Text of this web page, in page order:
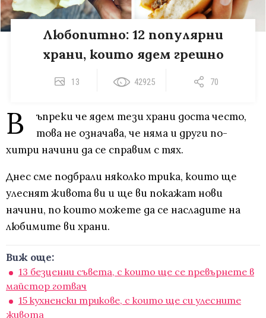
Любопитно: 12 популярни
храни, които ядем грешно
13 42925 70
В
ъпреки че ядем тези храни доста често,
това не означава, че няма и други по-
хитри начини да се справим с тях.
Днес сме подбрали няколко трика, които ще
улеснят живота ви и ще ви покажат нови
начини, по които можете да се насладите на
любимите ви храни.
Виж още:
13 безценни съвета, с които ще се превърнете в
майстор готвач
15 кухненски трикове, с които ще си улесните
живота